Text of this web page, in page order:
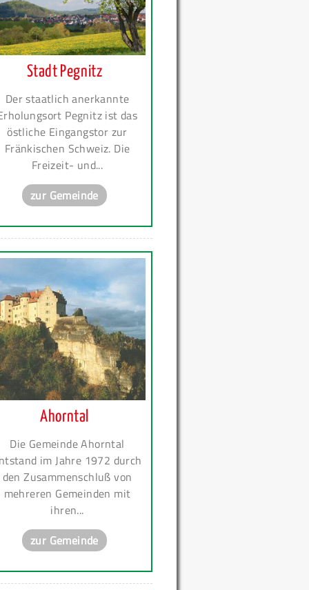
Stadt Pegnitz
Der staatlich anerkannte
Pegnitz ist das
östliche Eingangstor zur
Fränkischen Schweiz. Die
Freizeit- und...
zur Gemeinde
Ahorntal
Die Gemeinde Ahorntal
im Jahre 1972 durch
den Zusammenschluß von
mehreren Gemeinden mit
ihren...
zur Gemeinde